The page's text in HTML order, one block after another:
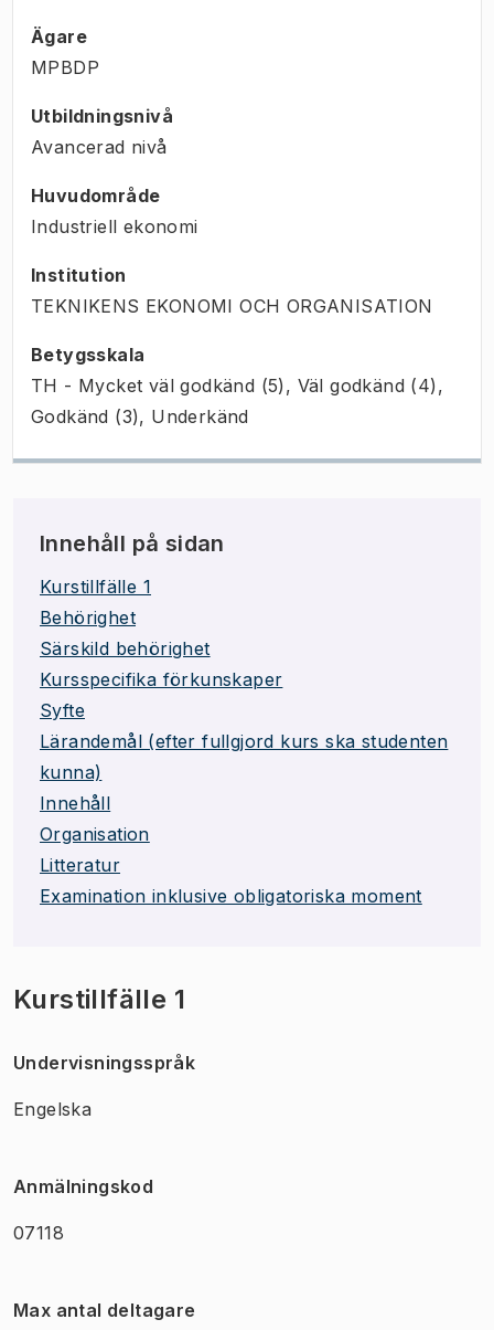
Ägare
MPBDP
Utbildningsnivå
Avancerad nivå
Huvudområde
Industriell ekonomi
Institution
TEKNIKENS EKONOMI OCH ORGANISATION
Betygsskala
TH - Mycket väl godkänd (5), Väl godkänd (4),
Godkänd (3), Underkänd
Innehåll på sidan
Kurstillfälle 1
Behörighet
Särskild behörighet
Kursspecifika förkunskaper
Syfte
Lärandemål (efter fullgjord kurs ska studenten
kunna)
Innehåll
Organisation
Litteratur
Examination inklusive obligatoriska moment
Kurstillfälle 1
Undervisningsspråk
Engelska
Anmälningskod
07118
Max antal deltagare